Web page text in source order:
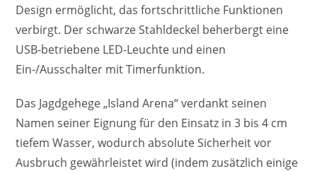
Design ermöglicht, das fortschrittliche Funktionen
verbirgt. Der schwarze Stahldeckel beherbergt eine
USB-betriebene LED-Leuchte und einen
Ein-/Ausschalter mit Timerfunktion.
Das Jagdgehege „Island Arena“ verdankt seinen
Namen seiner Eignung für den Einsatz in 3 bis 4 cm
tiefem Wasser, wodurch absolute Sicherheit vor
Ausbruch gewährleistet wird (indem zusätzlich einige